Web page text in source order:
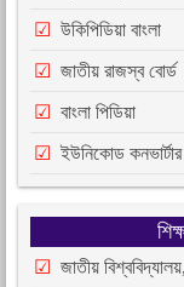
উকিপিডিয়া বাংলা
জাতীয় রাজস্ব বোর্ড
বাংলা পিডিয়া
ইউনিকোড কনভার্টার
জাতীয়